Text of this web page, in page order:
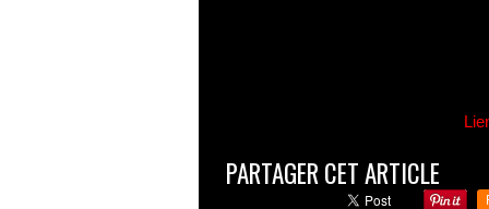
PARTAGER CET ARTICLE